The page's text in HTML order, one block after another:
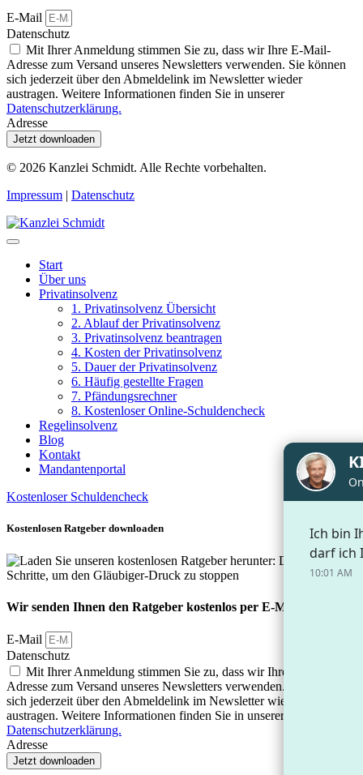
E-Mail
Datenschutz
Mit Ihrer Anmeldung stimmen Sie zu, dass wir Ihre E-Mail-
Adresse zum Versand unseres Newsletters verwenden. Sie können
sich jederzeit über den Abmeldelink im Newsletter wieder
austragen. Weitere Informationen finden Sie in unserer
Datenschutzerklärung.
Adresse
Jetzt downloaden
© 2026 Kanzlei Schmidt. Alle Rechte vorbehalten.
Impressum | Datenschutz
Start
Über uns
Privatinsolvenz
1. Privatinsolvenz Übersicht
2. Ablauf der Privatinsolvenz
3. Privatinsolvenz beantragen
4. Kosten der Privatinsolvenz
5. Dauer der Privatinsolvenz
6. Häufig gestellte Fragen
7. Pfändungsrechner
8. Kostenloser Online-Schuldencheck
Regelinsolvenz
Blog
Kontakt
Mandantenportal
Kostenloser Schuldencheck
Kostenlosen Ratgeber downloaden
Wir senden Ihnen den Ratgeber kostenlos per E-Mail zu
E-Mail
Datenschutz
Mit Ihrer Anmeldung stimmen Sie zu, dass wir Ihre E-Mail-
Adresse zum Versand unseres Newsletters verwenden. Sie können
sich jederzeit über den Abmeldelink im Newsletter wieder
austragen. Weitere Informationen finden Sie in unserer
Datenschutzerklärung.
Adresse
Jetzt downloaden